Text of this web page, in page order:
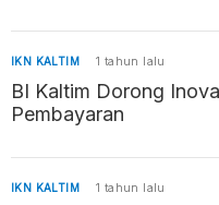
IKN KALTIM 1 tahun lalu
BI Kaltim Dorong
Pembayaran
IKN KALTIM 1 tahun lalu